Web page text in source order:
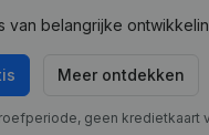
van belangrijke
Meer ontdekken
geen kredietkaart